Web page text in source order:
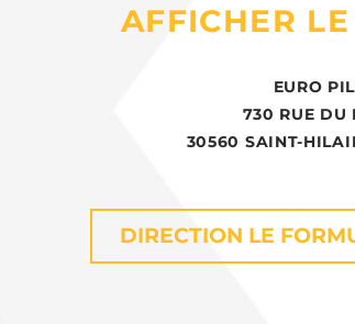
AFFICHER
EURO
730 RUE DU
30560 SAINT-
DIRECTION LE